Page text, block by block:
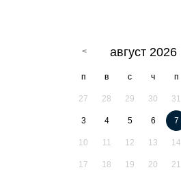
август 2026
п в с ч п
27 28 29 30 31
3 4 5 6 7
10 11 12 13 14
17 18 19 20 21